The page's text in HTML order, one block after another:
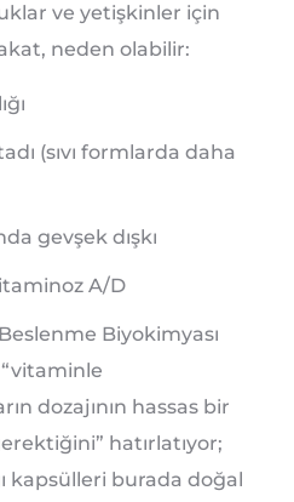
ve yetişkinler için
neden olabilir:
(sıvı formlarda daha
gevşek dışkı
A/D
Biyokimyası
dozajının hassas bir
hatırlatıyor;
kapsülleri burada doğal